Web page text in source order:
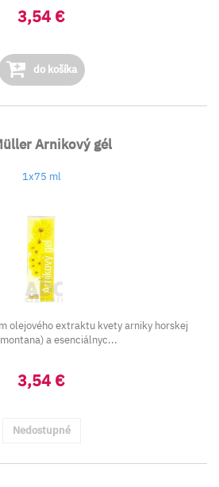
3,54 €
do košíka
Arnikový gél
1x75 ml
olejového extraktu kvety arniky horskej
a esenciálnyc...
3,54 €
Nedostupné